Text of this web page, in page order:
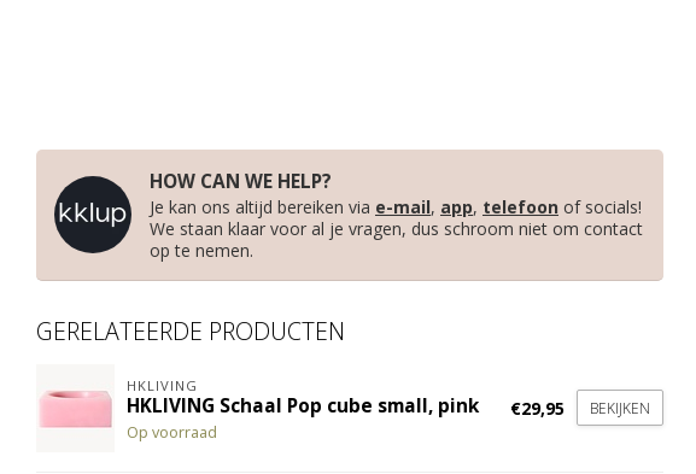
HOW CAN WE HELP?
Je kan ons altijd bereiken via e-mail, app, telefoon of socials!
We staan klaar voor al je vragen, dus schroom niet om contact
op te nemen.
GERELATEERDE PRODUCTEN
HKLIVING
HKLIVING Schaal Pop cube small, pink
Op voorraad
€29,95 BEKIJKEN